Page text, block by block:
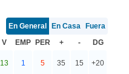
En General En Casa
Fuera
V EMP PER + - DG
13 1 5 35 15 +20